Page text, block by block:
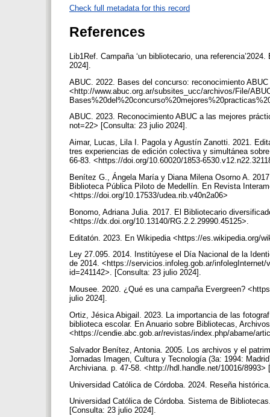
Check full metadata for this record
References
Lib1Ref. Campaña ‘un bibliotecario, una
2024].
ABUC. 2022. Bases del concurso: reconocimiento
<http://www.abuc.org.ar/subsites_ucc/archivos/File/
ABUC. 2023. Reconocimiento ABUC a las mejores
not=22> [Consulta: 23 julio 2024].
Aimar, Lucas, Lila I. Pagola y Agustín Zanotti. 2021.
tres experiencias de edición colectiva y simultánea
66-83. <https://doi.org/10.60020/1853-
Benítez G., Ángela María y Diana Milena Osorno A.
Biblioteca Pública Piloto de Medellín. En Revista
<https://doi.org/10.17533/udea.rib.v40n2a06>
Bonomo, Adriana Julia. 2017. El Bibliotecario
<https://dx.doi.org/10.13140/RG.2.2.29990.45125>.
Editatón. 2023. En Wikipedia <https://es.wikipedia.org/
Ley 27.095. 2014. Institúyese el Día Nacional de la
de 2014. <https://servicios.infoleg.gob.ar/
id=241142>. [Consulta: 23 julio 2024].
Mousee. 2020. ¿Qué es una campaña Evergreen?
julio 2024].
Ortiz, Jésica Abigail. 2023. La importancia de las
biblioteca escolar. En Anuario sobre Bibliotecas,
<https://cendie.abc.gob.ar/revistas/index.php/abame/
Salvador Benítez, Antonia. 2005. Los archivos y el
Jornadas Imagen, Cultura y Tecnología (3a: 1994:
Archiviana. p. 47-58. <http://hdl.handle.net/10016/
Universidad Católica de Córdoba. 2024. Reseña
Universidad Católica de Córdoba. Sistema de
[Consulta: 23 julio 2024].